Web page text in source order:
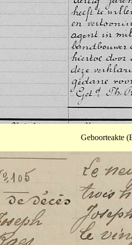
Geboorteakte